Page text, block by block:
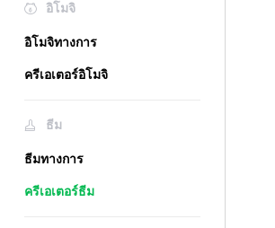
อิโมจิ
อิโมจิทางการ
ครีเอเตอร์อิโมจิ
ธีม
ธีมทางการ
ครีเอเตอร์ธีม